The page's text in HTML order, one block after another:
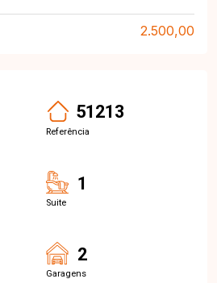
2.500,00
51213
Referência
1
Suite
2
Garagens